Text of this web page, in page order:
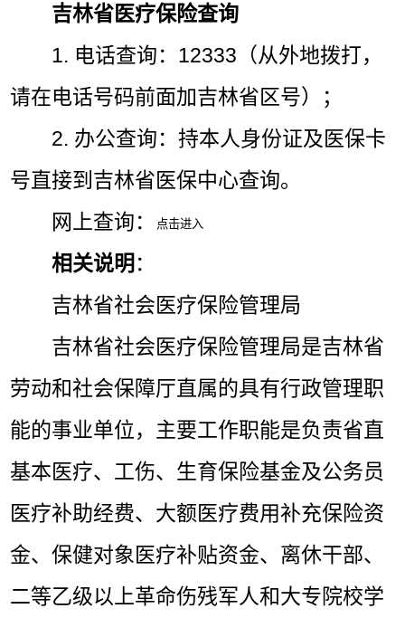
吉林省医疗保险查询
1. 电话查询：12333（从外地拨打，
请在电话号码前面加吉林省区号）；
2. 办公查询：持本人身份证及医保卡
号直接到吉林省医保中心查询。
网上查询：
相关说明 ：
吉林省社会医疗保险管理局
吉林省社会医疗保险管理局是吉林省
劳动和社会保障厅直属的具有行政管理职
能的事业单位，主要工作职能是负责省直
基本医疗、工伤、生育保险基金及公务员
医疗补助经费、大额医疗费用补充保险资
金、保健对象医疗补贴资金、离休干部、
二等乙级以上革命伤残军人和大专院校学